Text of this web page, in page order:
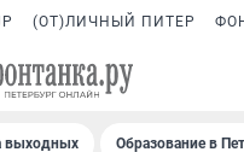
(ОТ)ЛИЧНЫЙ ПИТЕР
выходных Образование в